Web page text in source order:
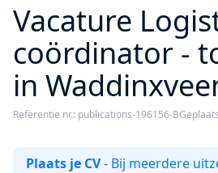
Vacature
coördinator -
in
Referentie nr.: publications-196156-B
Plaats je CV- Bij meerdere